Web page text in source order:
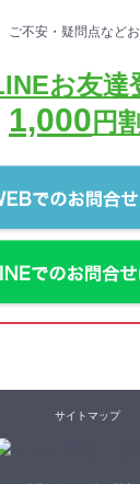
ご不安・疑問点など
お友達
1,000 円
サイトマップ